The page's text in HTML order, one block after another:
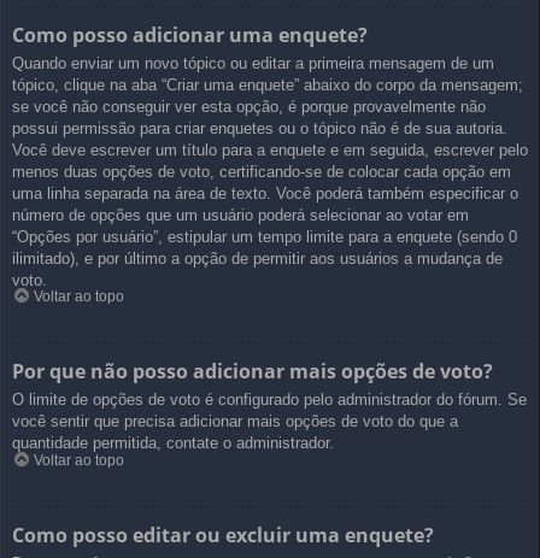
Como posso adicionar uma enquete?
Quando enviar um novo tópico ou editar a primeira mensagem de um
tópico, clique na aba “Criar uma enquete” abaixo do corpo da mensagem;
se você não conseguir ver esta opção, é porque provavelmente não
possui permissão para criar enquetes ou o tópico não é de sua autoria.
Você deve escrever um título para a enquete e em seguida, escrever pelo
menos duas opções de voto, certificando-se de colocar cada opção em
uma linha separada na área de texto. Você poderá também especificar o
número de opções que um usuário poderá selecionar ao votar em
“Opções por usuário”, estipular um tempo limite para a enquete (sendo 0
ilimitado), e por último a opção de permitir aos usuários a mudança de
voto.
Voltar ao topo
Por que não posso adicionar mais opções de voto?
O limite de opções de voto é configurado pelo administrador do fórum. Se
você sentir que precisa adicionar mais opções de voto do que a
quantidade permitida, contate o administrador.
Voltar ao topo
Como posso editar ou excluir uma enquete?